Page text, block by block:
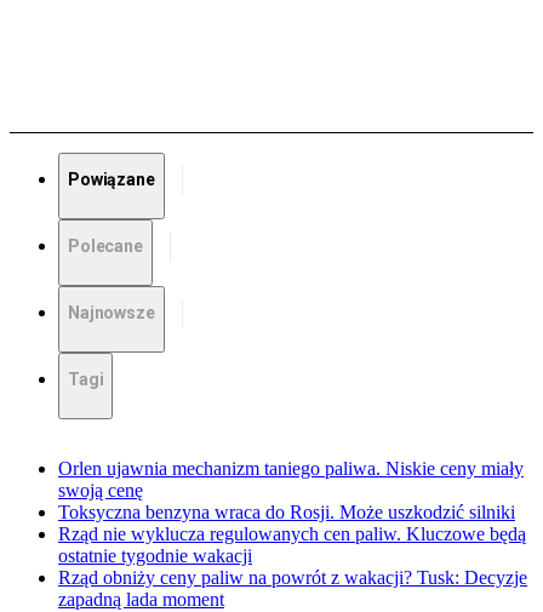
Powiązane
Polecane
Najnowsze
Tagi
Orlen ujawnia mechanizm taniego paliwa. Niskie ceny miały
swoją cenę
Toksyczna benzyna wraca do Rosji. Może uszkodzić silniki
Rząd nie wyklucza regulowanych cen paliw. Kluczowe będą
ostatnie tygodnie wakacji
Rząd obniży ceny paliw na powrót z wakacji? Tusk: Decyzje
zapadną lada moment